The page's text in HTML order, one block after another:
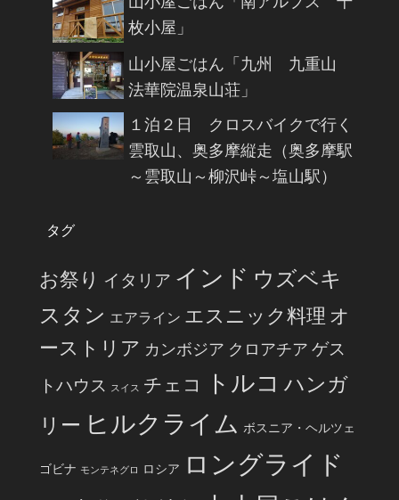
枚小屋」
山小屋ごはん「九州 九重山
法華院温泉山荘」
１泊２日 クロスバイクで行く
雲取山、奥多摩縦走（奥多摩駅
～雲取山～柳沢峠～塩山駅）
タグ
お祭り イタリア インド ウズベキ
スタン エアライン エスニック料理 オ
ーストリア カンボジア クロアチア ゲス
トハウス
スイス チェコ トルコ ハンガ
リー ヒルクライム ボスニア・ヘルツェ
ゴビナ モンテネグロ ロシア ロングライド